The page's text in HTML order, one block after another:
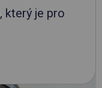
který je pro